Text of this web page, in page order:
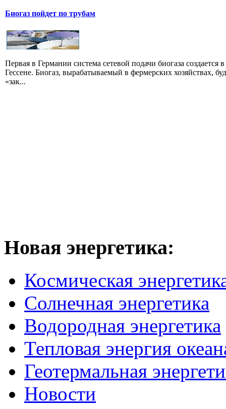
Биогаз пойдет по трубам
Первая в Германии система сетевой подачи биогаза создается в
Гессене. Биогаз, вырабатываемый в фермерских хозяйствах,
«зак...
Новая энергетика:
Космическая
Солнечная энергетика
Водородная энергетика
Тепловая энергия
Геотермальная
Новости